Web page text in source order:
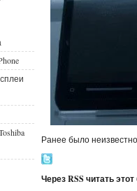
Ранее было
Через RSS читать